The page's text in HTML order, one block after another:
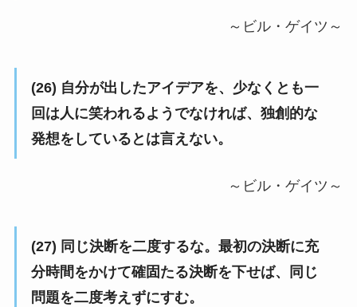
～ビル・ゲイツ～
(26) 自分が出したアイデアを、少なくとも一
回は人に笑われるようでなければ、独創的な
発想をしているとは言えない。
～ビル・ゲイツ～
(27) 同じ決断を二度するな。最初の決断に充
分時間をかけて確固たる決断を下せば、同じ
問題を二度考えずにすむ。